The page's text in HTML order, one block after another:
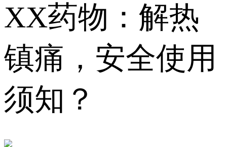
XX药物：解热
镇痛，安全使用
须知？